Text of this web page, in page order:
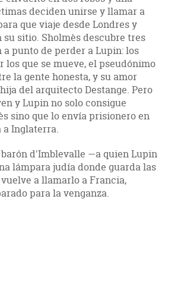
deciden unirse y llamar a
que viaje desde Londres y
su sitio. Sholmès descubre tres
a punto de perder a Lupin: los
los que se mueve, el pseudónimo
la gente honesta, y su amor
del arquitecto Destange. Pero
y Lupin no solo consigue
sino que lo envía prisionero en
a Inglaterra.
barón d'Imblevalle —a quien Lupin
lámpara judía donde guarda las
a llamarlo a Francia,
para la venganza.